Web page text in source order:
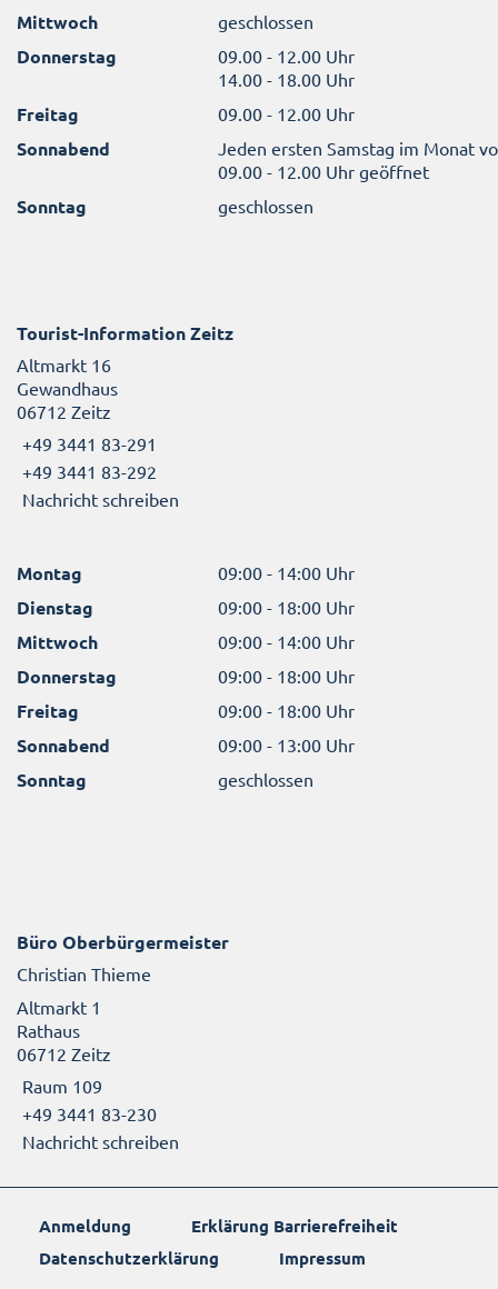
Mittwoch geschlossen
Donnerstag
09.00 - 12.00 Uhr
14.00 - 18.00 Uhr
Freitag 09.00 - 12.00 Uhr
Sonnabend
Jeden ersten Samstag im Monat
09.00 - 12.00 Uhr geöffnet
Sonntag geschlossen
Tourist-Information Zeitz
Altmarkt 16
Gewandhaus
06712 Zeitz
+49 3441 83-291
+49 3441 83-292
Nachricht schreiben
Montag 09:00 - 14:00 Uhr
Dienstag 09:00 - 18:00 Uhr
Mittwoch 09:00 - 14:00 Uhr
Donnerstag 09:00 - 18:00 Uhr
Freitag 09:00 - 18:00 Uhr
Sonnabend 09:00 - 13:00 Uhr
Sonntag geschlossen
Büro Oberbürgermeister
Christian Thieme
Altmarkt 1
Rathaus
06712 Zeitz
Raum 109
+49 3441 83-230
Nachricht schreiben
Anmeldung
Erklärung Barrierefreiheit
Datenschutzerklärung
Impressum